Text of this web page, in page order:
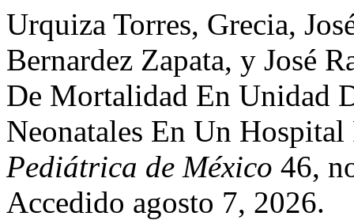
Urquiza Torres, Grecia,
Bernardez Zapata, y José
De Mortalidad En Unidad
Neonatales En Un
Pediátrica de México 46,
Accedido agosto 7, 2026.